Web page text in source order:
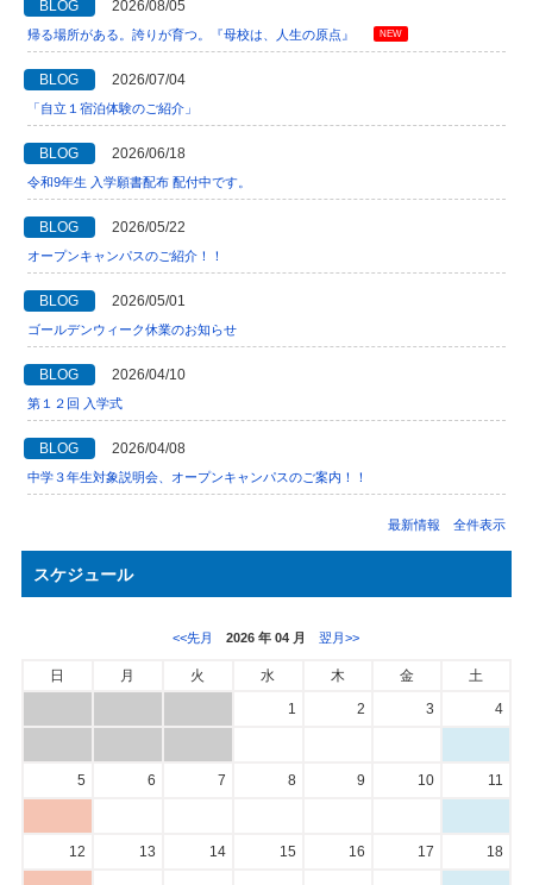
BLOG 2026/08/05
帰る場所がある。誇りが育つ。『母校は、人生の原点』 NEW
BLOG 2026/07/04
「自立１宿泊体験のご紹介」
BLOG 2026/06/18
令和9年生 入学願書配布 配付中です。
BLOG 2026/05/22
オープンキャンパスのご紹介！！
BLOG 2026/05/01
ゴールデンウィーク休業のお知らせ
BLOG 2026/04/10
第１２回 入学式
BLOG 2026/04/08
中学３年生対象説明会、オープンキャンパスのご案内！！
最新情報 全件表示
スケジュール
<<先月 2026 年 04 月 翌月>>
日 月 火 水 木 金
土
1
2 3 4
5 6 7 8 9 10 11
12 13 14 15 16 17 18